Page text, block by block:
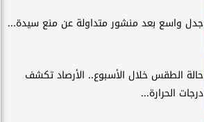
جدل واسع بعد منشور متداولة عن منع سيدة...
حالة الطقس خلال الأسبوع.. الأرصاد تكشف
درجات الحرارة...